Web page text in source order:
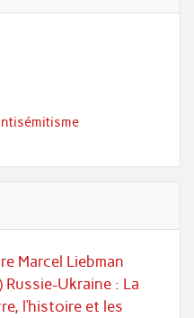
Marcel Liebman
Russie-Ukraine : La
l’histoire et les